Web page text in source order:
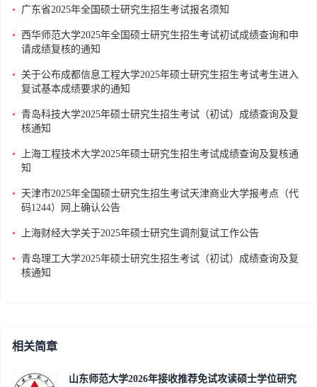
• 广东省2025年全国硕士研究生招生考试报名须知
•
西华师范大学2025年全国硕士研究生招生考试初试成绩查询和申
请成绩复核的通知
•
关于公布成都信息工程大学2025年硕士研究生招生考试考生进入
复试基本成绩要求的通知
• 青岛科技大学2025年硕士研究生招生考试（初试）成绩查询及复
核通知
•
上海工程技术大学2025年硕士研究生招生考试成绩查询及复核通
知
•
天津市2025年全国硕士研究生招生考试天津商业大学报考点（代
码1244）网上确认公告
• 上海财经大学关于2025年硕士研究生调剂复试工作公告
• 青岛理工大学2025年硕士研究生招生考试（初试）成绩查询及复
核通知
相关简章
山东师范大学2026年接收推荐免试攻读硕士学位研究